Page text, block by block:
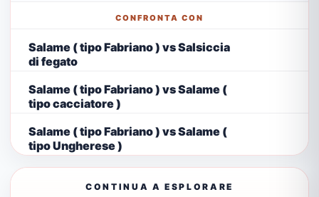
CONFRONTA CON
Salame ( tipo Fabriano ) vs Salsiccia
di fegato
Salame ( tipo Fabriano ) vs Salame (
tipo cacciatore )
Salame ( tipo Fabriano ) vs Salame (
tipo Ungherese )
CONTINUA A ESPLORARE